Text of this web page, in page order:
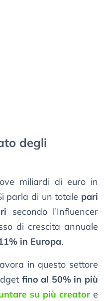
degli
miliardi di euro in
parla di un totale pari
secondo l’Influencer
di crescita annuale
in Europa.
in questo settore
fino al 50% in più
su più creator e